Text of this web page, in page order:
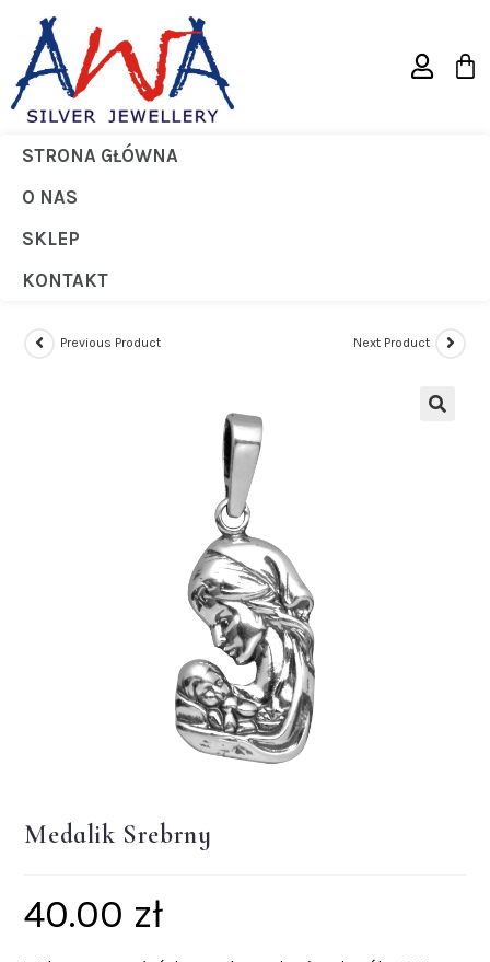
STRONA GŁÓWNA
O NAS
SKLEP
KONTAKT
Medalik Srebrny
> Sklep
Previous Product Next Product
Medalik Srebrny
40.00 zł